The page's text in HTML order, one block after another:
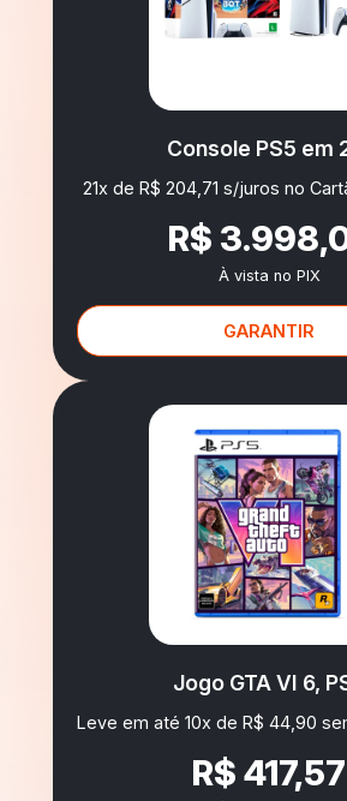
Console PS5 em
21x de R$ 204,71 s/juros no
R$
À vista no PIX
GARANTIR
Jogo GTA VI 6,
Leve em até 10x de R$ 44,90
R$ 417,57